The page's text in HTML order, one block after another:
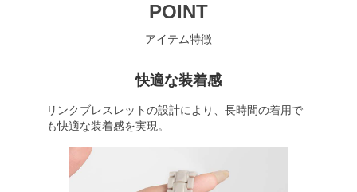
POINT
アイテム特徴
快適な装着感
リンクブレスレットの設計により、長時間の着用で
も快適な装着感を実現。